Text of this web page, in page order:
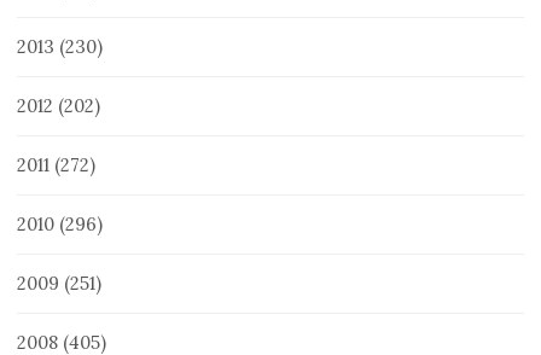
2013 (230)
2012 (202)
2011 (272)
2010 (296)
2009 (251)
2008 (405)